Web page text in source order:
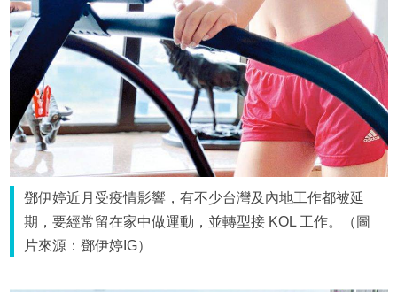
鄧伊婷近月受疫情影響，有不少台灣及內地工作都被延
期，要經常留在家中做運動，並轉型接 KOL 工作。（圖
片來源：鄧伊婷IG）